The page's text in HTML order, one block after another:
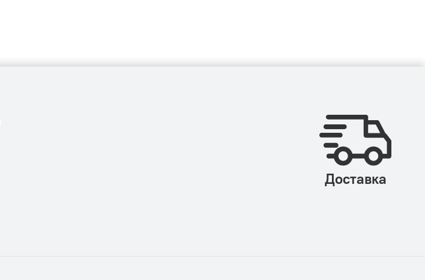
Доставка